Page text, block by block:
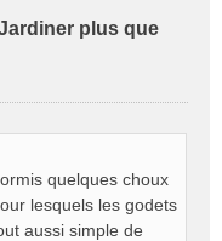
plus que
quelques choux
lesquels les godets
aussi simple de